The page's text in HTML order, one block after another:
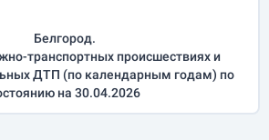
Белгород.
транспортных происшествиях и
ДТП (по календарным годам) по
на 30.04.2026